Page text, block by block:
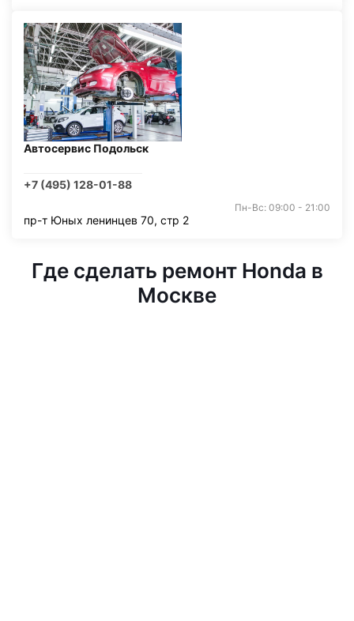
Автосервис Подольск
+7 (495) 128-01-88
Пн-Вс: 09:00 - 21:00
пр-т Юных ленинцев 70, стр 2
Где сделать ремонт Honda в
Москве